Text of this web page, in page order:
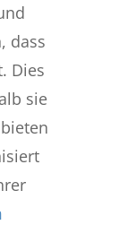
dass
Dies
sie